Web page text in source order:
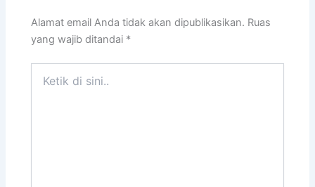
Alamat email Anda tidak akan dipublikasikan. Ruas
yang wajib ditandai *